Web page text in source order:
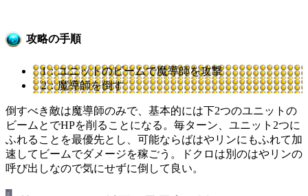
攻略の手順
1：ユニットのビームで魔導師を攻撃
2：魔導師を倒す
倒すべき敵は魔導師のみで、基本的には下2つのユニットの
ビームとでHPを削ることになる。毎ターン、ユニット2つに
ふれることを最優先とし、可能ならばはやリンにもふれて加
速してビームでダメージを稼ごう。ドクロは別のはやリンの
呼び出しなので気にせずに倒して良い。